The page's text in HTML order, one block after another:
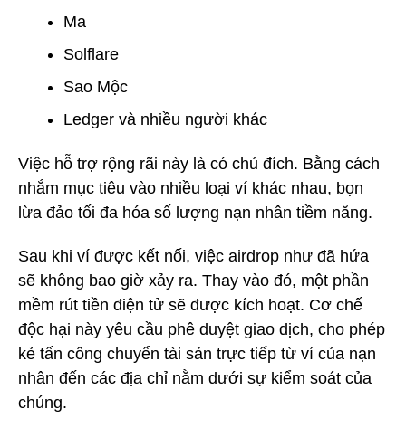
Ma
Solflare
Sao Mộc
Ledger và nhiều người khác
Việc hỗ trợ rộng rãi này là có chủ đích. Bằng cách
nhắm mục tiêu vào nhiều loại ví khác nhau, bọn
lừa đảo tối đa hóa số lượng nạn nhân tiềm năng.
Sau khi ví được kết nối, việc airdrop như đã hứa
sẽ không bao giờ xảy ra. Thay vào đó, một phần
mềm rút tiền điện tử sẽ được kích hoạt. Cơ chế
độc hại này yêu cầu phê duyệt giao dịch, cho phép
kẻ tấn công chuyển tài sản trực tiếp từ ví của nạn
nhân đến các địa chỉ nằm dưới sự kiểm soát của
chúng.